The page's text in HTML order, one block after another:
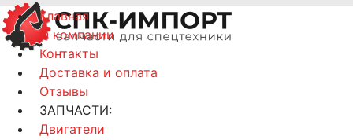
Главная
О компании
Контакты
Доставка и оплата
Отзывы
ЗАПЧАСТИ:
Двигатели